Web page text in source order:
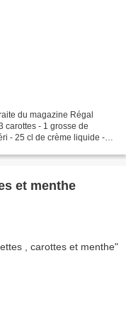
du magazine Régal
carottes - 1 grosse de
- 25 cl de crème liquide - 3
et menthe